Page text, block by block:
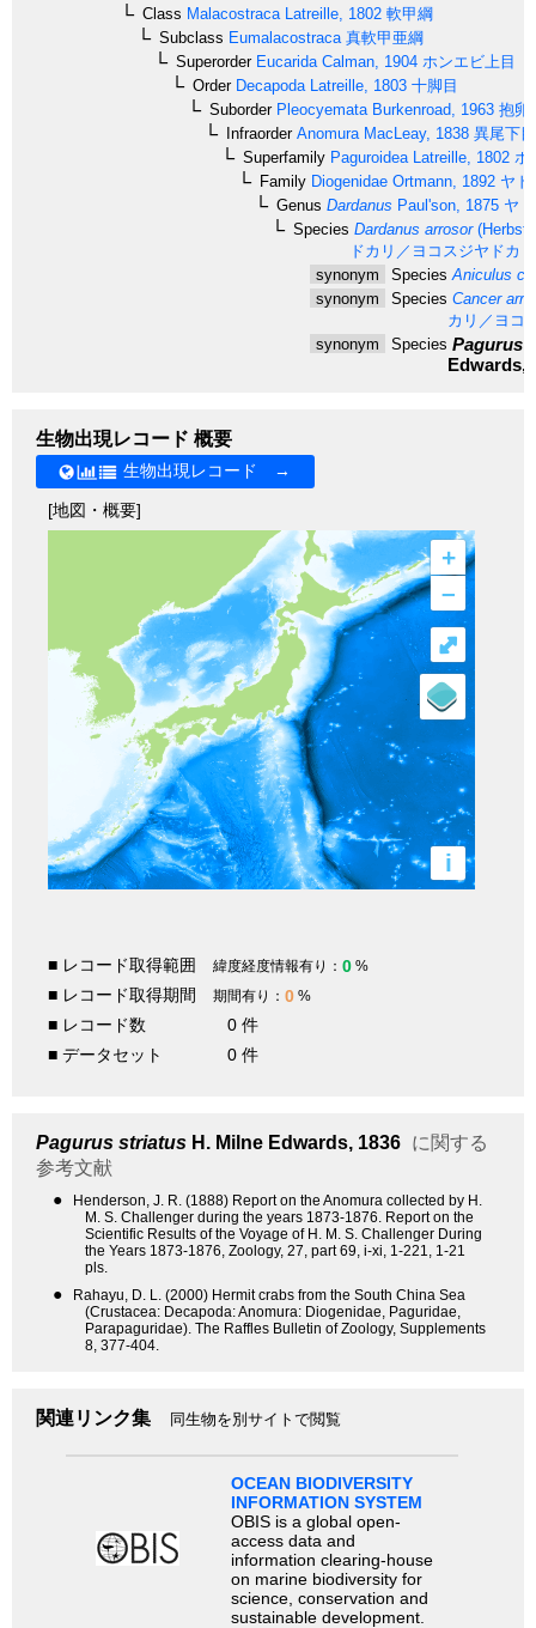
Class Malacostraca Latreille, 1802 軟甲綱
Subclass Eumalacostraca 真軟甲亜綱
SuperorderEucarida Calman, 1904 ホンエビ上目
OrderDecapoda Latreille, 1803 十脚目
SuborderPleocyemata Burkenroad, 1963 抱卵
InfraorderAnomura MacLeay, 1838 異尾下目
Superfamily Paguroidea Latreille, 1802 ホ
Family Diogenidae Ortmann, 1892 ヤド
Genus Dardanus Paul'son, 1875 ヤ
Species Dardanus arrosor(Herbst,
ドカリ／ヨコスジヤドカリ
synonym
Species Aniculus
synonym
Species Cancer
カリ／ヨコ
synonym
Species Pagurus
Edwards,
生物出現レコード 概要
生物出現レコード →
[地図・概要]
+
–
i
⤢
■ レコード取得範囲 緯度経度情報有り： 0 %
■ レコード取得期間 期間有り： 0 %
■ レコード数
0 件
■ データセット
0 件
Pagurus striatus H. Milne Edwards, 1836 に関する
参考文献
●
Henderson, J. R. (1888) Report on the Anomura collected by H.
M. S. Challenger during the years 1873-1876. Report on the
Scientific Results of the Voyage of H. M. S. Challenger During
the Years 1873-1876, Zoology, 27, part 69, i-xi, 1-221, 1-21
pls.
●
Rahayu, D. L. (2000) Hermit crabs from the South China Sea
(Crustacea: Decapoda: Anomura: Diogenidae, Paguridae,
Parapaguridae). The Raffles Bulletin of Zoology, Supplements
8, 377-404.
関連リンク集 同生物を別サイトで閲覧
OCEAN BIODIVERSITY
INFORMATION SYSTEM
OBIS is a global open-
access data and
information clearing-house
on marine biodiversity for
science, conservation and
sustainable development.